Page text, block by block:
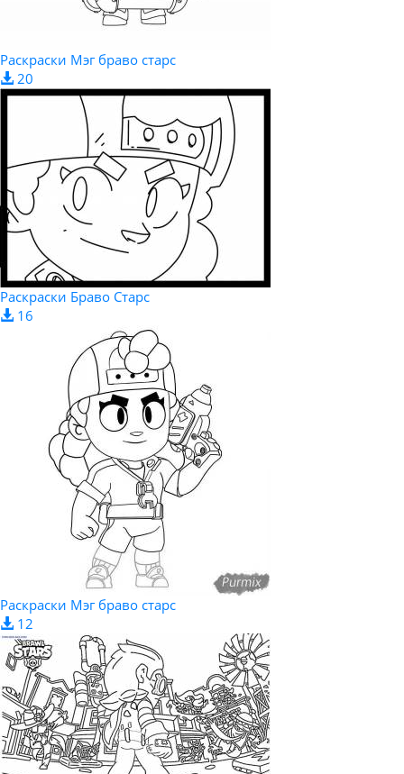
Раскраски Мэг браво старс
20
Раскраски Браво Старс
16
Раскраски Мэг браво старс
12